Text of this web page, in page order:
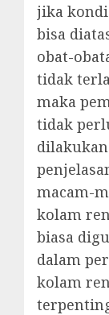
jika
bisa
obat-
tidak
maka
tidak
macam-
kolam
biasa
dalam
kolam